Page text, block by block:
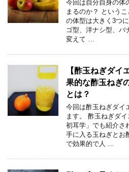
今回は自分自身の体
まるのか？ という
の体型は大きく3つ
ゴ型、洋ナシ型、バ
変えて …
【酢玉ねぎダイ
果的な酢玉ねぎ
とは？
今回は酢玉ねぎダイ
ます。 酢玉ねぎダ
初耳学」でも紹介さ
手に入る玉ねぎとお
で効果的で人 …